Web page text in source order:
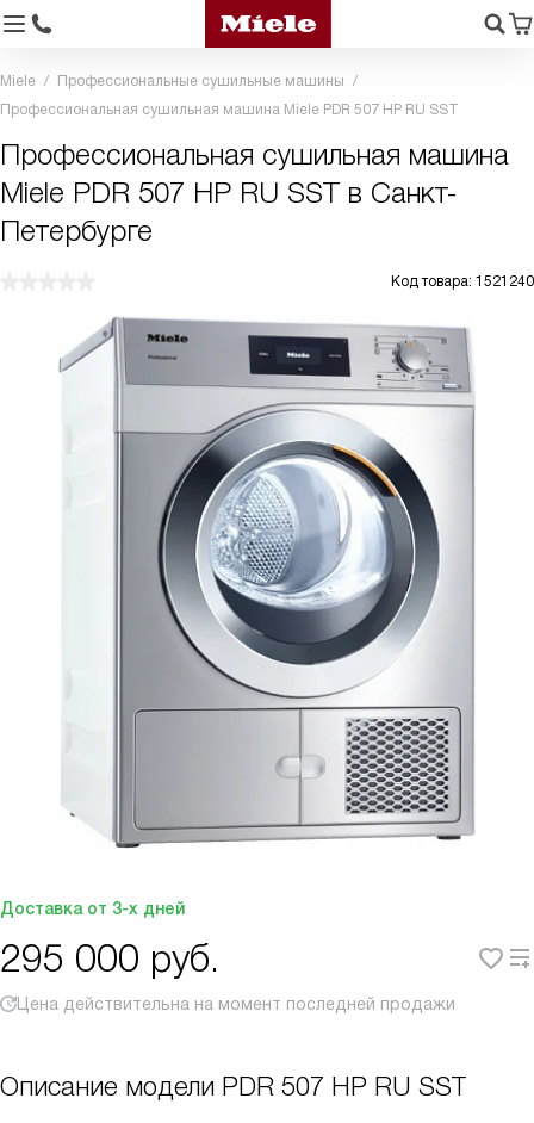
Miele
Профессиональные сушильные машины
Профессиональная сушильная машина Miele PDR 507 HP RU SST
Профессиональная сушильная машина
Miele PDR 507 HP RU SST в Санкт-
Петербурге
Код товара: 1521240
Доставка от 3-х дней
295 000 руб.
Цена действительна на момент последней продажи
Описание модели PDR 507 HP RU SST